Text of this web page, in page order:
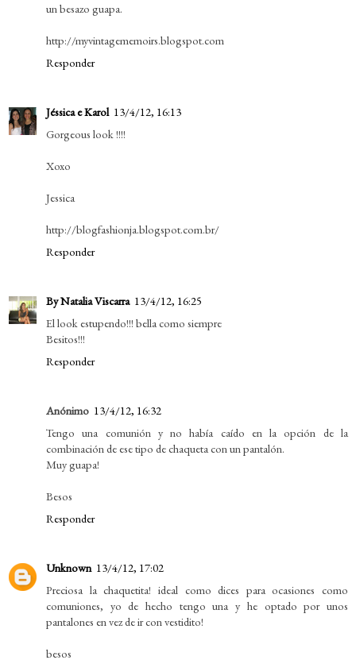
un besazo guapa.
http://myvintagememoirs.blogspot.com
Responder
Jéssica e Karol 13/4/12, 16:13
Gorgeous look !!!!
Xoxo
Jessica
http://blogfashionja.blogspot.com.br/
Responder
By Natalia Viscarra 13/4/12, 16:25
El look estupendo!!! bella como siempre
Besitos!!!
Responder
Anónimo 13/4/12, 16:32
Tengo una comunión y no había caído en la opción de la
combinación de ese tipo de chaqueta con un pantalón.
Muy guapa!
Besos
Responder
Unknown 13/4/12, 17:02
Preciosa la chaquetita! ideal como dices para ocasiones como
comuniones, yo de hecho tengo una y he optado por unos
pantalones en vez de ir con vestidito!
besos